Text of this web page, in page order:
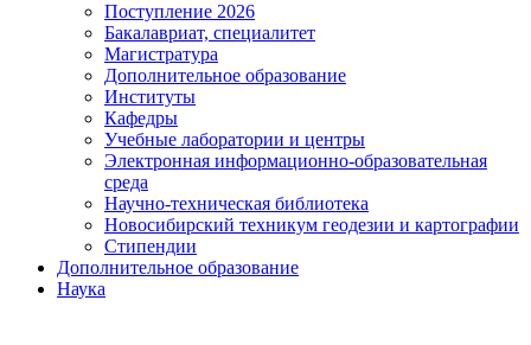
Поступление 2026
Бакалавриат, специалитет
Магистратура
Дополнительное образование
Институты
Кафедры
Учебные лаборатории и центры
Электронная информационно-образовательная
среда
Научно-техническая библиотека
Новосибирский техникум геодезии и картографии
Стипендии
Дополнительное образование
Наука